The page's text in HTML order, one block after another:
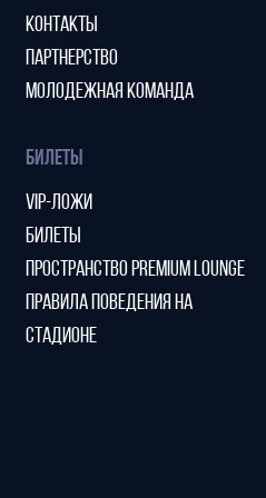
КОНТАКТЫ
ПАРТНЕРСТВО
МОЛОДЕЖНАЯ КОМАНДА
БИЛЕТЫ
VIP-ЛОЖИ
БИЛЕТЫ
ПРОСТРАНСТВО PREMIUM LOUNGE
ПРАВИЛА ПОВЕДЕНИЯ НА
СТАДИОНЕ